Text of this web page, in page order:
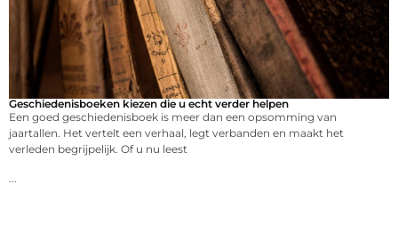
Geschiedenisboeken kiezen die u echt verder helpen
Een goed geschiedenisboek is meer dan een opsomming van
jaartallen. Het vertelt een verhaal, legt verbanden en maakt het
verleden begrijpelijk. Of u nu leest